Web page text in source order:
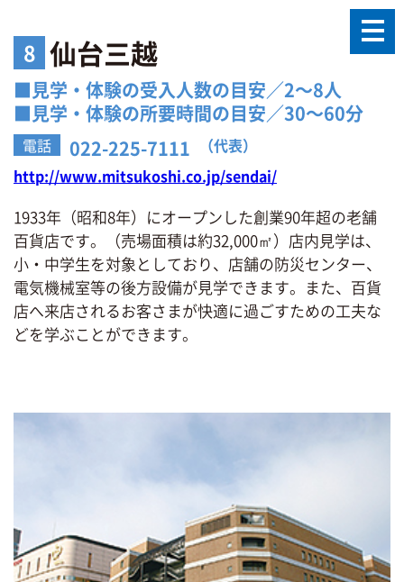
8 仙台三越
■見学・体験の受入人数の目安／2〜8人
■見学・体験の所要時間の目安／30〜60分
電話 022-225-7111
（代表）
http://www.mitsukoshi.co.jp/sendai/
1933年（昭和8年）にオープンした創業90年超の老舗
百貨店です。（売場面積は約32,000㎡）店内見学は、
小・中学生を対象としており、店舗の防災センター、
電気機械室等の後方設備が見学できます。また、百貨
店へ来店されるお客さまが快適に過ごすための工夫な
どを学ぶことができます。